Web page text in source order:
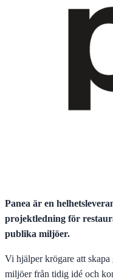
Panea är en
projektledning för
publika miljöer.
Vi hjälper krögare att
miljöer från tidig idé och